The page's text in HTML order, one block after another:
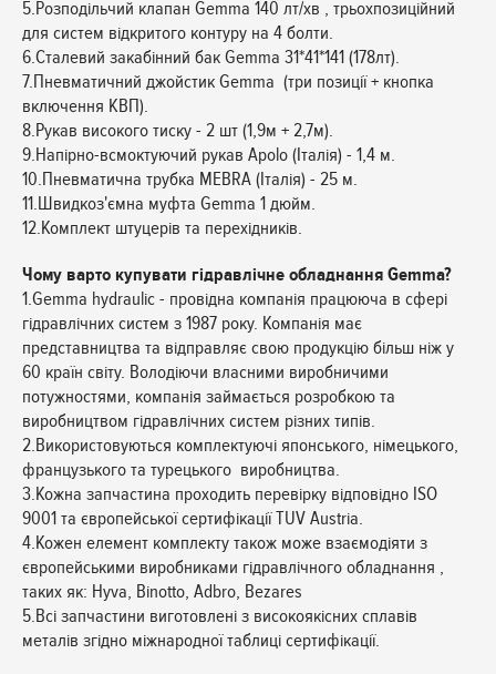
5.Розподільчий клапан Gemma 140 лт/хв , трьохпозиційний
для систем відкритого контуру на 4 болти.
6.Сталевий закабінний бак Gemma 31*41*141 (178лт).
7.Пневматичний джойстик Gemma (три позиції + кнопка
включення КВП).
8.Рукав високого тиску - 2 шт (1,9м + 2,7м).
9.Напірно-всмоктуючий рукав Apolo (Італія) - 1,4 м.
10.Пневматична трубка MEBRA (Італія) - 25 м.
11.Швидкоз'ємна муфта Gemma 1 дюйм.
12.Комплект штуцерів та перехідників.
Чому варто купувати гідравлічне обладнання Gemma?
1.Gemma hydraulic - провідна компанія працююча в сфері
гідравлічних систем з 1987 року. Компанія має
представництва та відправляє свою продукцію більш ніж у
60 країн світу. Володіючи власними виробничими
потужностями, компанія займається розробкою та
виробництвом гідравлічних систем різних типів.
2.Використовуються комплектуючі японського, німецького,
французького та турецького виробництва.
3.Кожна запчастина проходить перевірку відповідно ISO
9001 та європейської сертифікації TUV Austria.
4.Кожен елемент комплекту також може взаємодіяти з
європейськими виробниками гідравлічного обладнання ,
таких як: Hyva, Binotto, Adbro, Bezares
5.Всі запчастини виготовлені з високоякісних сплавів
металів згідно міжнародної таблиці сертифікації.